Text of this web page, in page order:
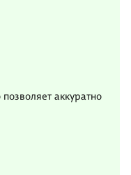
позволяет аккуратно